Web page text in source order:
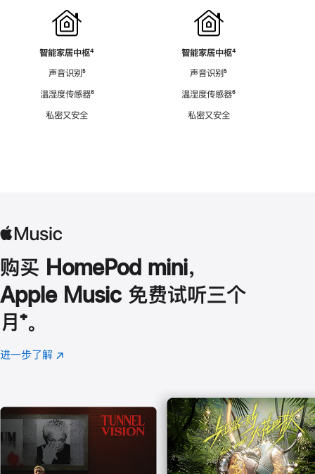
智能家居中枢脚
⁴
声音识别脚
⁵
温湿度传感器脚
⁶
私密又安全
智能家居中枢脚
⁴
声音识别脚
⁵
温湿度传感器脚
⁶
私密又安全
购买 HomePod mini，
Apple Music 免费试听三个
月 脚
注
⁺。
进一步了解 Apple
(在
口
中
打
开)